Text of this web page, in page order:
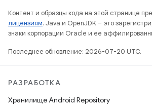
Контент и образцы кода на этой странице
лицензиям. Java и OpenJDK – это
знаки корпорации Oracle и ее
Последнее обновление: 2026-07-20 UTC.
РАЗРАБОТКА
Хранилище Android Repository